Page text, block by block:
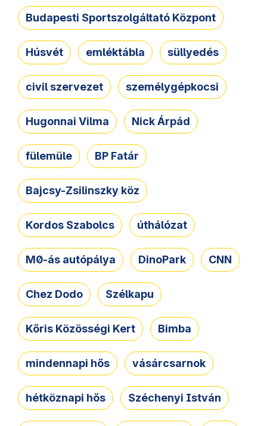
Budapesti Sportszolgáltató Központ
Húsvét emléktábla süllyedés
civil szervezet személygépkocsi
Hugonnai Vilma Nick Árpád
fülemüle BP Fatár
Bajcsy-Zsilinszky köz
Kordos Szabolcs úthálózat
M0-ás autópálya DinoPark CNN
Chez Dodo Szélkapu
Kőris Közösségi Kert Bimba
mindennapi hős vásárcsarnok
hétköznapi hős Széchenyi István